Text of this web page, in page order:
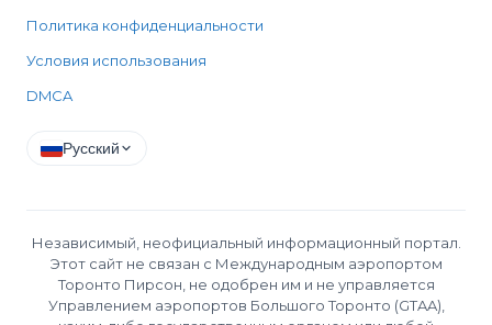
Политика конфиденциальности
Условия использования
DMCA
Русский
Независимый, неофициальный информационный портал.
Этот сайт не связан с Международным аэропортом
Торонто Пирсон, не одобрен им и не управляется
Управлением аэропортов Большого Торонто (GTAA),